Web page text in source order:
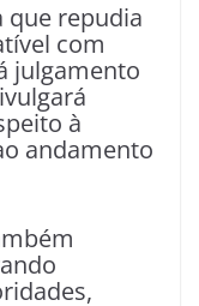
repudia
com
julgamento
à
andamento